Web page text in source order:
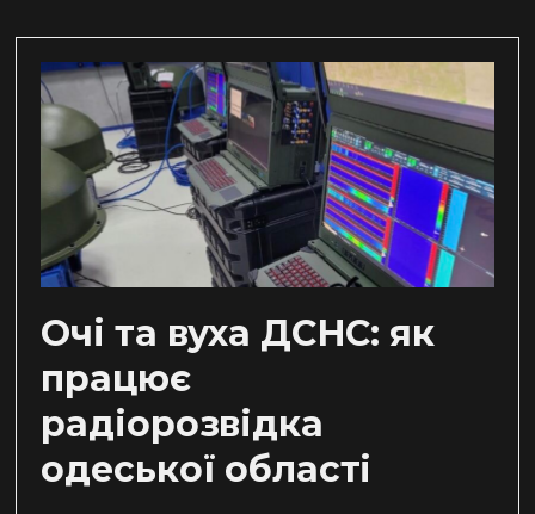
Очі та вуха ДСНС: як
працює
радіорозвідка
одеської області